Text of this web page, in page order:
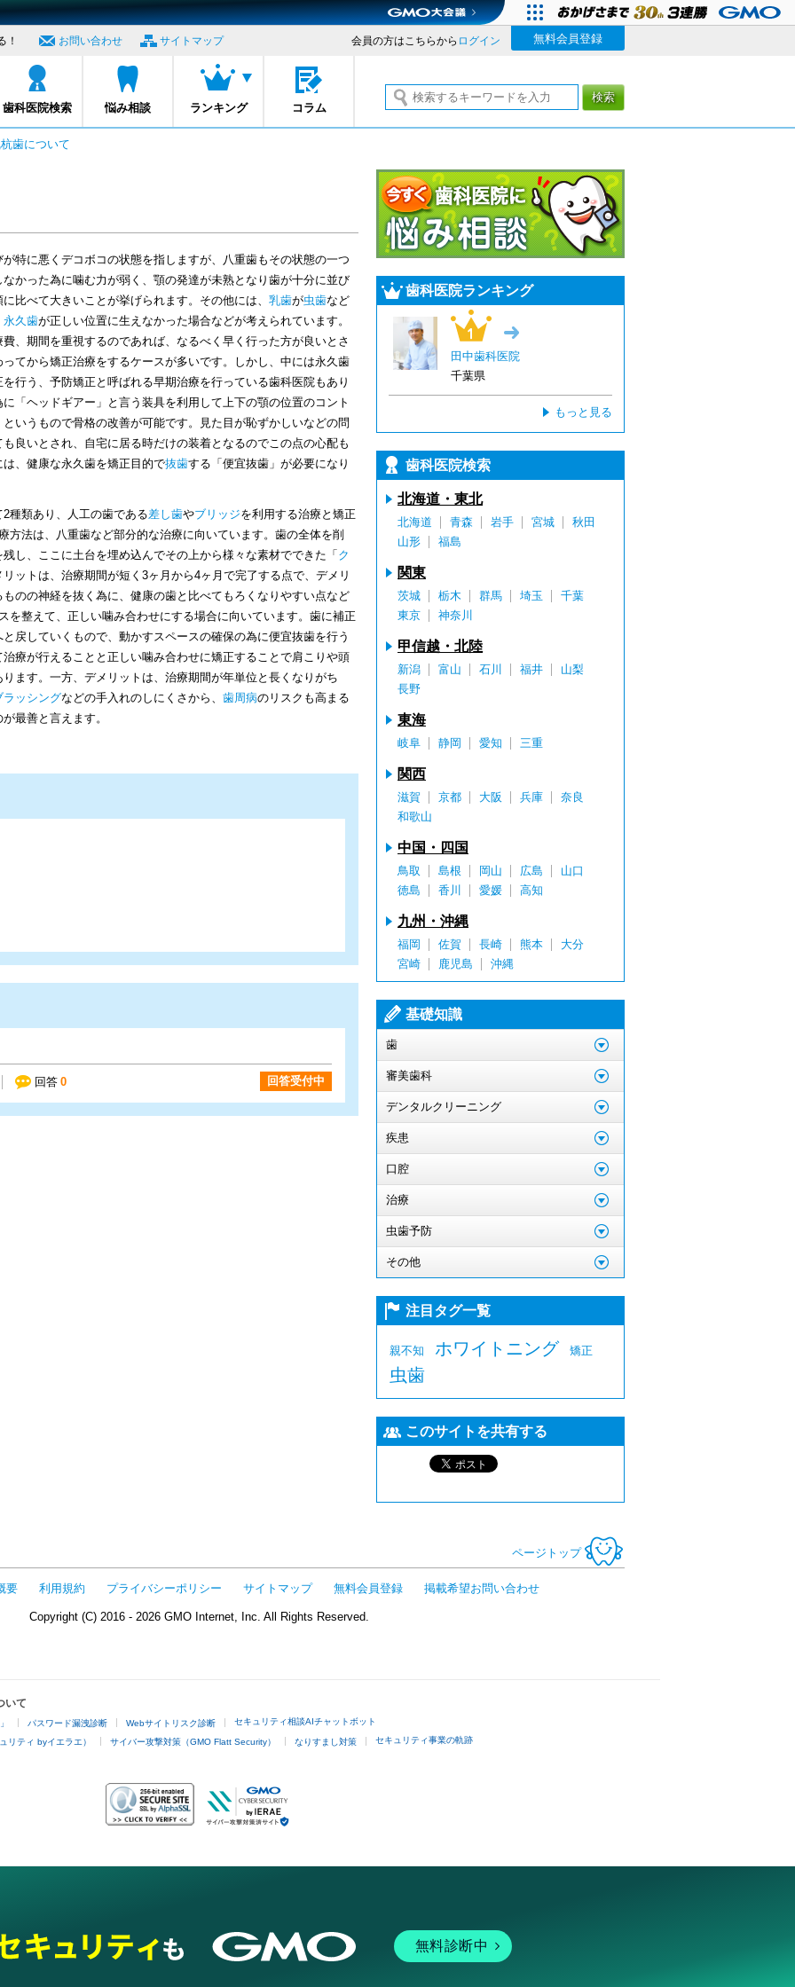
！
ロナビ
歯科医院検索 悩み相談 ランキング コラム
お問い合わせ サイトマップ 会員の方はこちらから ログイン 無料会員登録
検索
歯について
特に悪くデコボコの状態を指しますが、八重歯もその状態の一つ
かった為に噛む力が弱く、顎の発達が未熟となり歯が十分に並び
比べて大きいことが挙げられます。その他には、 乳歯が虫歯など
永久歯が正しい位置に生えなかった場合などが考えられています。
、期間を重視するのであれば、なるべく早く行った方が良いとさ
てから矯正治療をするケースが多いです。しかし、中には永久歯
行う、予防矯正と呼ばれる早期治療を行っている歯科医院もあり
「ヘッドギアー」と言う装具を利用して上下の顎の位置のコント
いうもので骨格の改善が可能です。見た目が恥ずかしいなどの問
良いとされ、自宅に居る時だけの装着となるのでこの点の心配も
、健康な永久歯を矯正目的で抜歯する「便宜抜歯」が必要になり
種類あり、人工の歯である差し歯やブリッジを利用する治療と矯正
方法は、八重歯など部分的な治療に向いています。歯の全体を削
残し、ここに土台を埋め込んでその上から様々な素材でできた「 ク
ットは、治療期間が短く3ヶ月から4ヶ月で完了する点で、デメリ
のの神経を抜く為に、健康の歯と比べてもろくなりやすい点など
を整えて、正しい噛み合わせにする場合に向いています。歯に補正
戻していくもので、動かすスペースの確保の為に便宜抜歯を行う
療が行えることと正しい噛み合わせに矯正することで肩こりや頭
ます。一方、デメリットは、治療期間が年単位と長くなりがち
ラッシングなどの手入れのしにくさから、 歯周病のリスクも高まる
最善と言えます。
回答 0 回答受付中
歯科医院ランキング
田中歯科医院
千葉県
もっと見る
歯科医院検索
北海道・東北
北海道 青森 岩手 宮城
秋田
山形
福島
関東
茨城 栃木 群馬 埼玉
千葉
東京
神奈川
甲信越・北陸
新潟 富山 石川 福井
山梨
長野
東海
岐阜 静岡 愛知 三重
関西
滋賀 京都 大阪 兵庫
奈良
和歌山
中国・四国
鳥取 島根 岡山 広島
山口
徳島
香川 愛媛 高知
九州・沖縄
福岡 佐賀 長崎 熊本
大分
宮崎
鹿児島 沖縄
基礎知識
歯
審美歯科
デンタルクリーニング
疾患
口腔
治療
虫歯予防
その他
注目タグ一覧
親不知 ホワイトニング 矯正
虫歯
このサイトを共有する
ページトップ
要 利用規約 プライバシーポリシー サイトマップ 無料会員登録 掲載希望お問い合わせ
Copyright (C) 2016 - 2026 GMO Internet, Inc. All Rights Reserved.
いて
パスワード漏洩診断 Webサイトリスク診断 セキュリティ相談AIチャットボット
リティ byイエラエ） サイバー攻撃対策（GMO Flatt Security） なりすまし対策 セキュリティ事業の軌跡
無料診断中